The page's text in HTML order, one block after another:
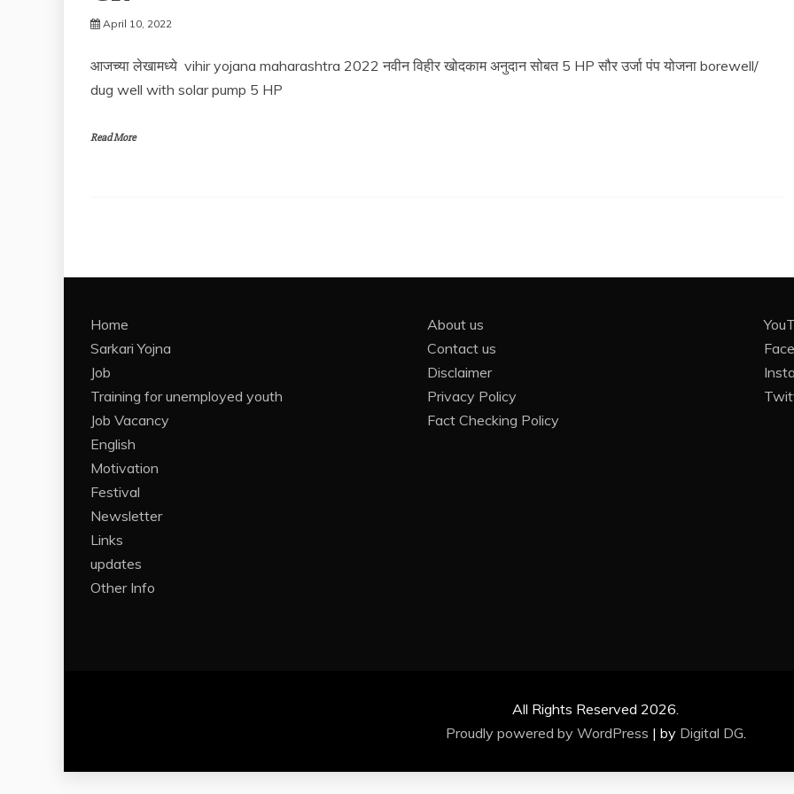
April 10, 2022
आजच्या लेखामध्ये vihir yojana maharashtra 2022 नवीन विहीर खोदकाम अनुदान सोबत 5 HP सौर उर्जा पंप योजना borewell/
dug well with solar pump 5 HP
Read More
Home
Sarkari Yojna
Job
Training for unemployed youth
Job Vacancy
English
Motivation
Festival
Newsletter
Links
updates
Other Info
About us
Contact us
Disclaimer
Privacy Policy
Fact Checking Policy
All Rights Reserved 2026.
Proudly powered by WordPress | by Digital DG.